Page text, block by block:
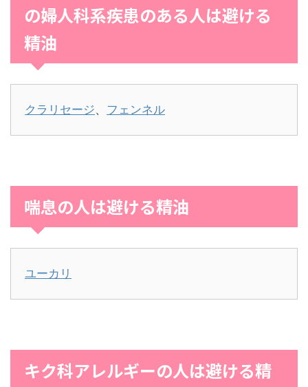
の婦人科系疾患のある人は避ける
精油
クラリセージ、 フェンネル
喘息の人は避ける精油
ユーカリ
キク科アレルギーの人は避ける精